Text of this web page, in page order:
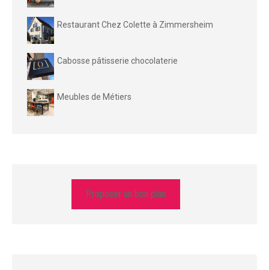
Restaurant Chez Colette à Zimmersheim
Cabosse pâtisserie chocolaterie
Meubles de Métiers
Proposer un bon plan